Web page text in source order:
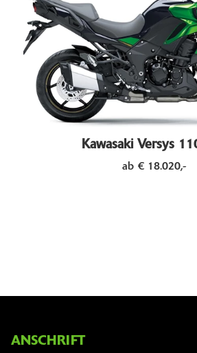
Kawasaki Versys
ab € 18.020,-
ANSCHRIFT